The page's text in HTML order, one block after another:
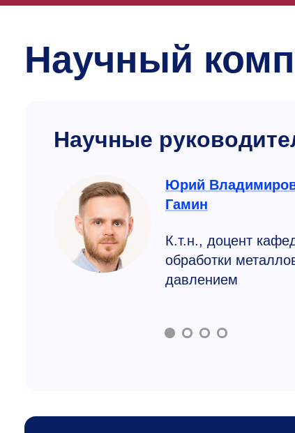
Научный
Научные
Юрий
Гамин
К.т.н., доцент
обработки
давлением